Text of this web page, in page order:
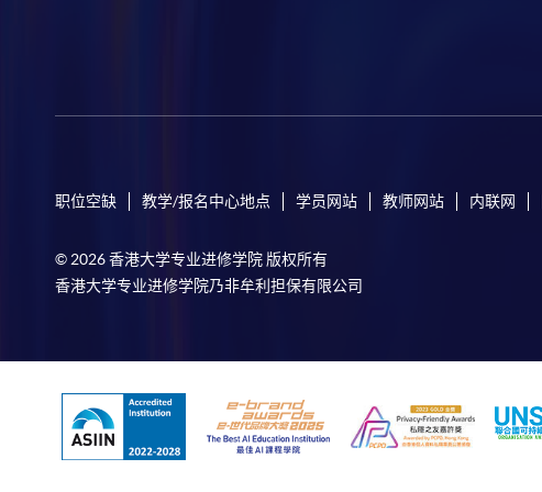
职位空缺 教学/报名中心地点 学员网站 教师网站 内联网
© 2026 香港大学专业进修学院 版权所有
香港大学专业进修学院乃非牟利担保有限公司